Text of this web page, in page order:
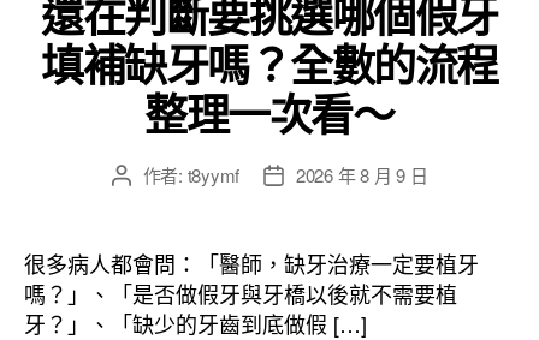
還在判斷要挑選哪個假牙
填補缺牙嗎？全數的流程
整理一次看～
文
者
作者: t8yymf
文
佈
日
期
2026 年 8 月 9 日
很多病人都會問：「醫師，缺牙治療一定要植牙
嗎？」、「是否做假牙與牙橋以後就不需要植
牙？」、「缺少的牙齒到底做假 […]